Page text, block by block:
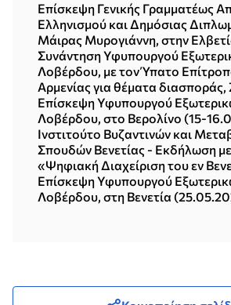
Επίσκεψη Γενικής Γραμματέως
Ελληνισμού και Δημόσιας
Μάιρας Μυρογιάννη, στην
Ζυρίχη, 15-18.06.2026)
Συνάντηση Υφυπουργού
Λοβέρδου, με τον Ύπατο
Αρμενίας για θέματα διασποράς,
Sinanyan (Αθήνα, 24.06.2026)
Επίσκεψη Υφυπουργού
Λοβέρδου, στο Βερολίνο (15-
Ινστιτούτο Βυζαντινών και
Σπουδών Βενετίας - Εκδήλωση
«Ψηφιακή Διαχείριση του εν
του Ελληνικού Ινστιτούτου
Μεταβυζαντινών Σπουδών»
Επίσκεψη Υφυπουργού
Λοβέρδου, στη Βενετία